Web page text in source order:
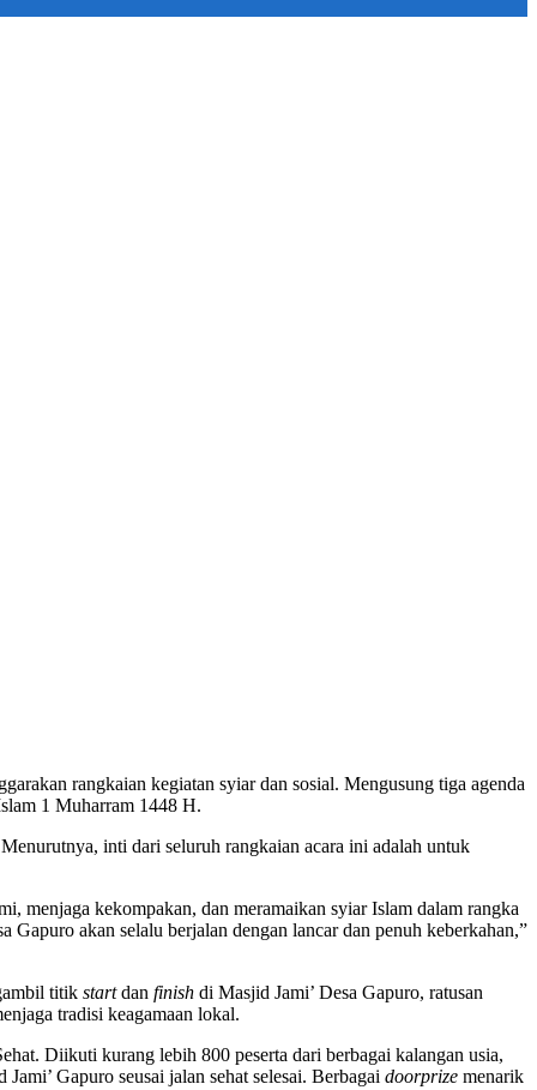
rangkaian kegiatan syiar dan sosial. Mengusung tiga agenda
1 Muharram 1448 H.
inti dari seluruh rangkaian acara ini adalah untuk
menjaga kekompakan, dan meramaikan syiar Islam dalam rangka
akan selalu berjalan dengan lancar dan penuh keberkahan,”
titik startdan finish di Masjid Jami’ Desa Gapuro, ratusan
tradisi keagamaan lokal.
Diikuti kurang lebih 800 peserta dari berbagai kalangan usia,
Gapuro seusai jalan sehat selesai. Berbagai doorprize menarik